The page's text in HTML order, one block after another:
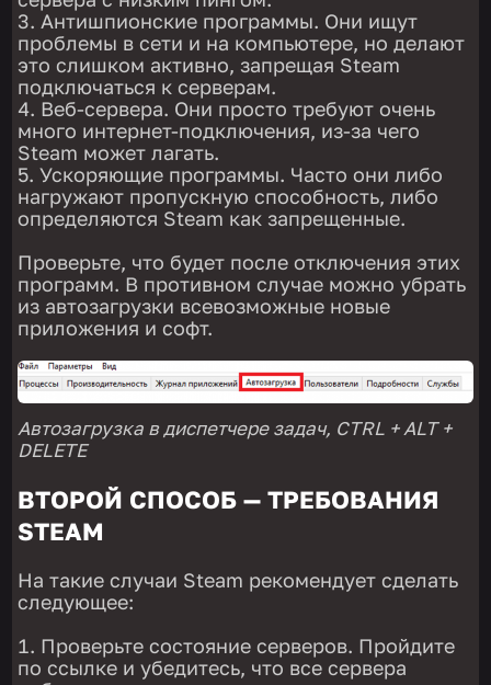
Антишпионские программы. Они ищут
проблемы в сети и на компьютере, но делают
это слишком активно, запрещая Steam
подключаться к серверам.
Веб-сервера. Они просто требуют очень
много интернет-подключения, из-за чего
Steam может лагать.
Ускоряющие программы. Часто они либо
нагружают пропускную способность, либо
определяются Steam как запрещенные.
Проверьте, что будет после отключения этих
программ. В противном случае можно убрать
из автозагрузки всевозможные новые
приложения и софт.
Автозагрузка в диспетчере задач, CTRL + ALT +
DELETE
ВТОРОЙ СПОСОБ — ТРЕБОВАНИЯ
STEAM
На такие случаи Steam рекомендует сделать
следующее:
Проверьте состояние серверов. Пройдите
по ссылке и убедитесь, что все сервера